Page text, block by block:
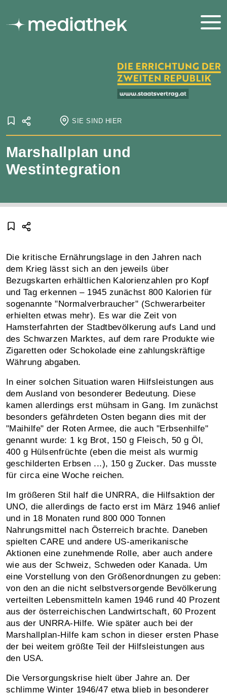
SIE SIND HIER
Startseite Onlineausstellungen
Staatsvertrag
Die Errichtung der zweiten Republik
Marshallplan und Westintegration
Marshallplan und
Westintegration
Die kritische Ernährungslage in den Jahren nach
dem Krieg lässt sich an den jeweils über
Bezugskarten erhältlichen Kalorienzahlen pro Kopf
und Tag erkennen – 1945 zunächst 800 Kalorien für
sogenannte "Normalverbraucher" (Schwerarbeiter
erhielten etwas mehr). Es war die Zeit von
Hamsterfahrten der Stadtbevölkerung aufs Land und
des Schwarzen Marktes, auf dem rare Produkte wie
Zigaretten oder Schokolade eine zahlungskräftige
Währung abgaben.
In einer solchen Situation waren Hilfsleistungen aus
dem Ausland von besonderer Bedeutung. Diese
kamen allerdings erst mühsam in Gang. Im zunächst
besonders gefährdeten Osten begann dies mit der
"Maihilfe" der Roten Armee, die auch "Erbsenhilfe"
genannt wurde: 1 kg Brot, 150 g Fleisch, 50 g Öl,
400 g Hülsenfrüchte (eben die meist als wurmig
geschilderten Erbsen ...), 150 g Zucker. Das musste
für circa eine Woche reichen.
Im größeren Stil half die UNRRA, die Hilfsaktion der
UNO, die allerdings de facto erst im März 1946 anlief
und in 18 Monaten rund 800 000 Tonnen
Nahrungsmittel nach Österreich brachte. Daneben
spielten CARE und andere US-amerikanische
Aktionen eine zunehmende Rolle, aber auch andere
wie aus der Schweiz, Schweden oder Kanada. Um
eine Vorstellung von den Größenordnungen zu geben:
von den an die nicht selbstversorgende Bevölkerung
verteilten Lebensmitteln kamen 1946 rund 40 Prozent
aus der österreichischen Landwirtschaft, 60 Prozent
aus der UNRRA-Hilfe. Wie später auch bei der
Marshallplan-Hilfe kam schon in dieser ersten Phase
der bei weitem größte Teil der Hilfsleistungen aus
den USA.
Die Versorgungskrise hielt über Jahre an. Der
schlimme Winter 1946/47 etwa blieb in besonderer